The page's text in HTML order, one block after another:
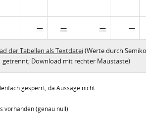
— — — —
der Tabellen als Textdatei(Werte durch
getrennt; Download mit rechter Maustaste)
gesperrt, da Aussage nicht
vorhanden (genau null)